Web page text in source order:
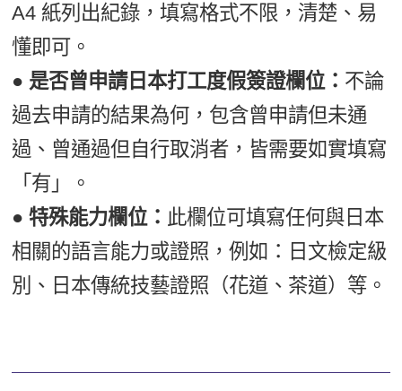
A4 紙列出紀錄，填寫格式不限，清楚、易
懂即可。
● 是否曾申請日本打工度假簽證欄位： 不論
過去申請的結果為何，包含曾申請但未通
過、曾通過但自行取消者，皆需要如實填寫
「有」。
● 特殊能力欄位： 此欄位可填寫任何與日本
相關的語言能力或證照，例如：日文檢定級
別、日本傳統技藝證照（花道、茶道）等。